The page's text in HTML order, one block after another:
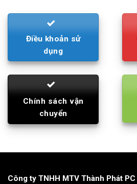
Điều khoản sử
dụng
Chính sách vận
chuyển
Công ty TNHH MTV Thành Phát PC